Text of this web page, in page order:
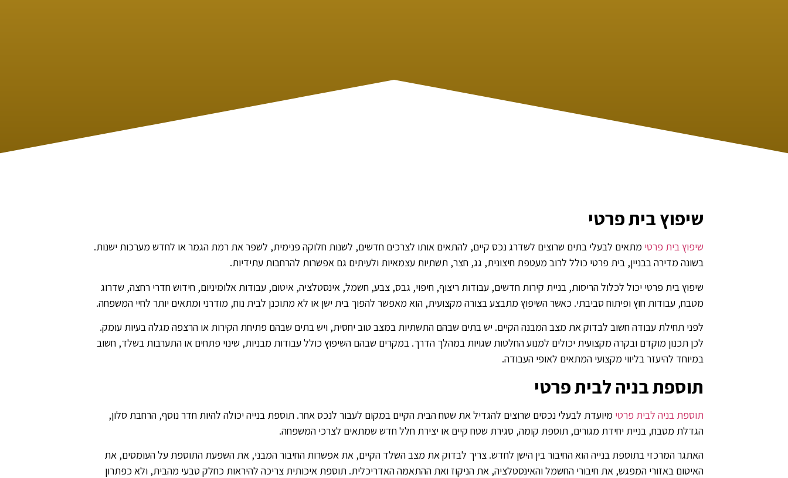
שיפוץ בית פרטי
שיפוץ בית פרטי מתאים לבעלי בתים שרוצים לשדרג נכס קיים, להתאים אותו לצרכים חדשים, לשנות חלוקה פנימית, לשפר את רמת הגמר או לחדש מערכות ישנות.
בשונה מדירה בבניין, בית פרטי כולל לרוב מעטפת חיצונית, גג, חצר, תשתיות עצמאיות ולעיתים גם אפשרות להרחבות עתידיות.
שיפוץ בית פרטי יכול לכלול הריסות, בניית קירות חדשים, עבודות ריצוף, חיפוי, גבס, צבע, חשמל, אינסטלציה, איטום, עבודות אלומיניום, חידוש חדרי רחצה, שדרוג
מטבח, עבודות חוץ ופיתוח סביבתי. כאשר השיפוץ מתבצע בצורה מקצועית, הוא מאפשר להפוך בית ישן או לא מתוכנן לבית נוח, מודרני ומתאים יותר לחיי המשפחה.
לפני תחילת עבודה חשוב לבדוק את מצב המבנה הקיים. יש בתים שבהם התשתיות במצב טוב יחסית, ויש בתים שבהם פתיחת הקירות או הרצפה מגלה בעיות עומק.
לכן תכנון מוקדם ובקרה מקצועית יכולים למנוע החלטות שגויות במהלך הדרך. במקרים שבהם השיפוץ כולל עבודות מבניות, שינוי פתחים או התערבות בשלד, חשוב
במיוחד להיעזר בליווי מקצועי המתאים לאופי העבודה.
תוספת בניה לבית פרטי
תוספת בניה לבית פרטי מיועדת לבעלי נכסים שרוצים להגדיל את שטח הבית הקיים במקום לעבור לנכס אחר. תוספת בנייה יכולה להיות חדר נוסף, הרחבת סלון,
הגדלת מטבח, בניית יחידת מגורים, תוספת קומה, סגירת שטח קיים או יצירת חלל חדש שמתאים לצרכי המשפחה.
האתגר המרכזי בתוספת בנייה הוא החיבור בין הישן לחדש. צריך לבדוק את מצב השלד הקיים, את אפשרות החיבור המבני, את השפעת התוספת על העומסים, את
האיטום באזורי המפגש, את חיבורי החשמל והאינסטלציה, את הניקוז ואת ההתאמה האדריכלית. תוספת איכותית צריכה להיראות כחלק טבעי מהבית, ולא כפתרון